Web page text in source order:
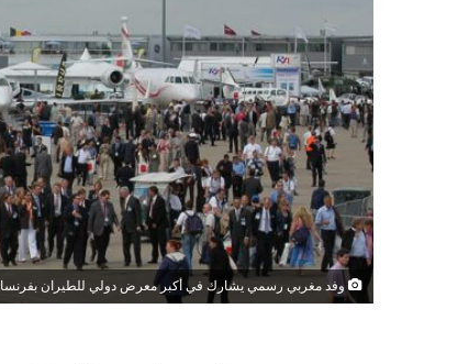
وفد مغربي رسمي يشارك في أكبر معرض دولي للطيران بفرنسا